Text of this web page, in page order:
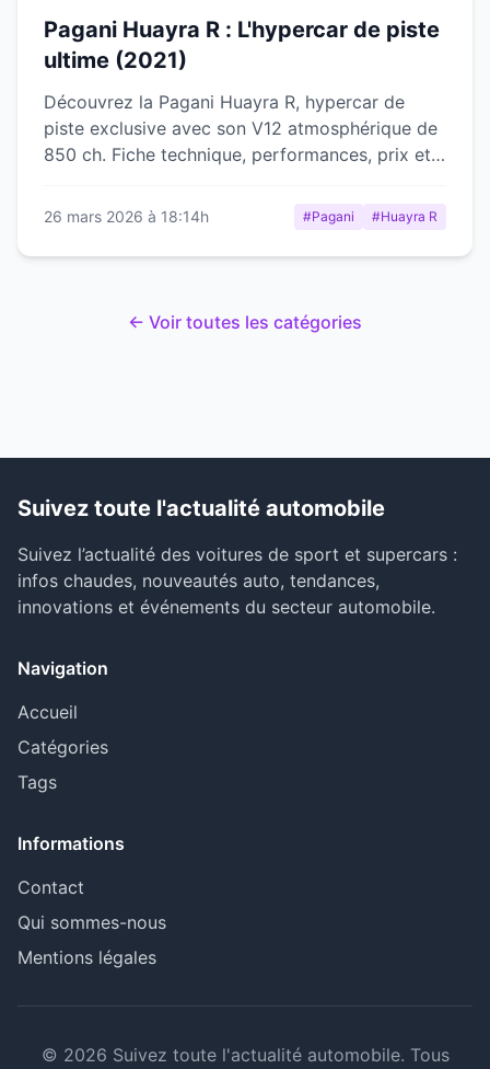
Pagani Huayra R : L'hypercar de piste
ultime (2021)
Découvrez la Pagani Huayra R, hypercar de
piste exclusive avec son V12 atmosphérique de
850 ch. Fiche technique, performances, prix et
26 mars 2026 à 18:14h #Pagani #Huayra R
← Voir toutes les catégories
Suivez toute l'actualité automobile
Suivez l’actualité des voitures de sport et supercars :
infos chaudes, nouveautés auto, tendances,
innovations et événements du secteur automobile.
Navigation
Accueil
Catégories
Tags
Informations
Contact
Qui sommes-nous
Mentions légales
© 2026 Suivez toute l'actualité automobile. Tous